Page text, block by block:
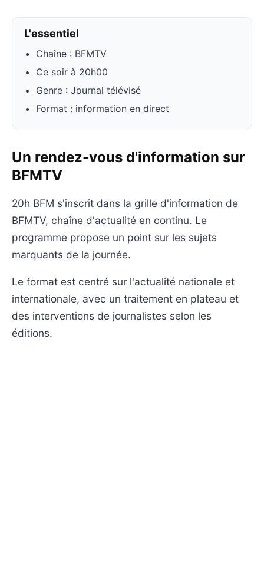
L'essentiel
Chaîne : BFMTV
Ce soir à 20h00
Genre : Journal télévisé
Format : information en direct
Un rendez-vous d'information sur
BFMTV
20h BFM s'inscrit dans la grille d'information de
BFMTV, chaîne d'actualité en continu. Le
programme propose un point sur les sujets
marquants de la journée.
Le format est centré sur l'actualité nationale et
internationale, avec un traitement en plateau et
des interventions de journalistes selon les
éditions.